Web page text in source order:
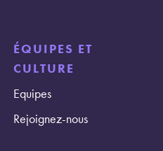
ÉQUIPES ET
CULTURE
Equipes
Rejoignez-nous